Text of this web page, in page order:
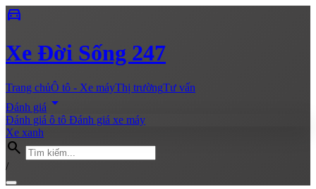
directions_car
Xe Đời Sống 247
Trang chủÔ tô - Xe máyThị trườngTư vấn
Đánh giá arrow_drop_down
Đánh giá ô tô Đánh giá xe máy
Xe xanh
search
/